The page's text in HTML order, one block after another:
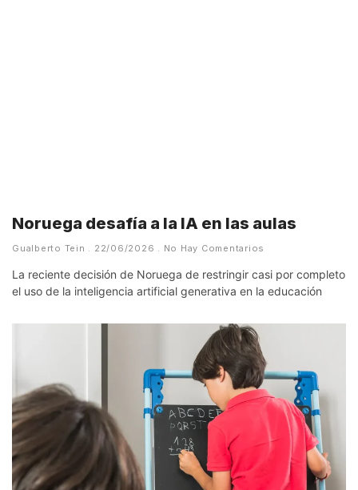
Noruega desafía a la IA en las aulas
Gualberto Tein 22/06/2026 No Hay Comentarios
La reciente decisión de Noruega de restringir casi por completo
el uso de la inteligencia artificial generativa en la educación